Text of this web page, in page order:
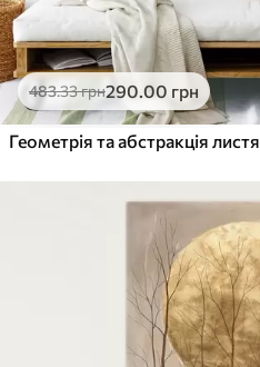
483.33грн290.00 грн
Геометрія та абстракція листя